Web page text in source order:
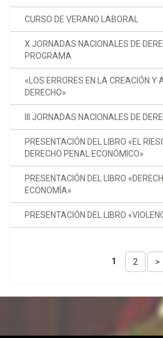
CURSO DE VERANO LABORAL
X JORNADAS NACIONALES DE
PROGRAMA
«LOS ERRORES EN LA CREACIÓN Y
DERECHO»
III JORNADAS NACIONALES DE
PRESENTACIÓN DEL LIBRO «EL
DERECHO PENAL ECONÓMICO»
PRESENTACIÓN DEL LIBRO
ECONOMÍA»
PRESENTACIÓN DEL LIBRO
1 2 >